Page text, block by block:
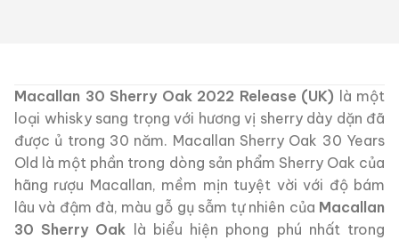
Macallan 30 Sherry Oak 2022 Release (UK) là một
loại whisky sang trọng với hương vị sherry dày dặn đã
được ủ trong 30 năm. Macallan Sherry Oak 30 Years
Old là một phần trong dòng sản phẩm Sherry Oak của
hãng rượu Macallan, mềm mịn tuyệt vời với độ bám
lâu và đậm đà, màu gỗ gụ sẫm tự nhiên của Macallan
30 Sherry Oak là biểu hiện phong phú nhất trong